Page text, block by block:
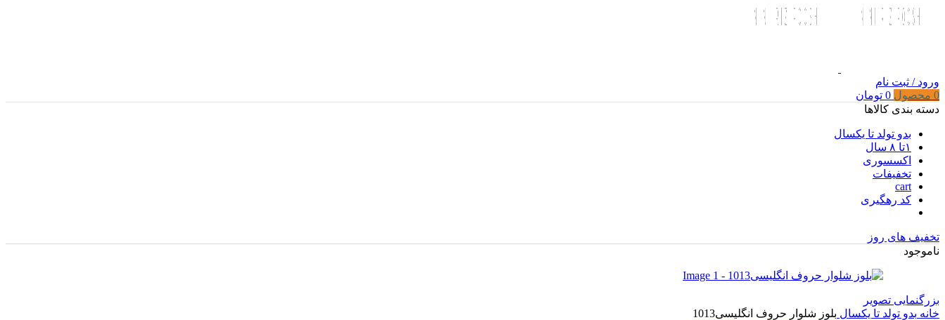
ورود / ثبت نام
0 محصول 0 تومان
دسته بندی کالاها
بدو تولد تا یکسال
۱تا ۸ سال
اکسسوری
تخفیفات
cart
کد رهگیری
تخفیف های روز
ناموجود
بزرگنمایی تصویر
خانه بدو تولد تا یکسال بلوز شلوار حروف انگلیسی1013